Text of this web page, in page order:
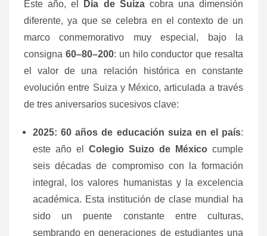
Este año, el Día de Suizacobra una dimensión
diferente, ya que se celebra en el contexto de un
marco conmemorativo muy especial, bajo la
consigna 60–80–200: un hilo conductor que resalta
el valor de una relación histórica en constante
evolución entre Suiza y México, articulada a través
de tres aniversarios sucesivos clave:
2025: 60 años de educación suiza en el país:
este año el Colegio Suizo de México cumple
seis décadas de compromiso con la formación
integral, los valores humanistas y la excelencia
académica. Esta institución de clase mundial ha
sido un puente constante entre culturas,
sembrando en generaciones de estudiantes una